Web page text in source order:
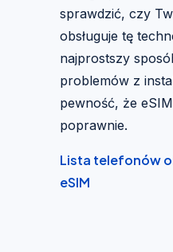
sprawdzić, czy
obsługuje tę
najprostszy
problemów z
pewność, że eSIM
poprawnie.
Lista telefonów
eSIM